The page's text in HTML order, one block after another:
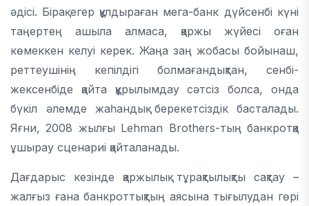
әдісі. Бірақ егер құлдыраған мега-банк дүйсенбі күні
таңертең ашыла алмаса, қаржы жүйесі оған
көмеккен келуі керек. Жаңа заң жобасы бойынаш,
реттеушінің кепілдігі болмағандықтан, сенбі-
жексенбіде қайта құрылымдау сәтсіз болса, онда
бүкіл әлемде жаһандық берекетсіздік басталады.
Яғни, 2008 жылғы Lehman Brothers-тың банкротқа
ұшырау сценариі қайталанады.
Дағдарыс кезінде қаржылық тұрақтылықты сақтау –
жалғыз ғана банкроттықтың аясына тығылудан гөрі